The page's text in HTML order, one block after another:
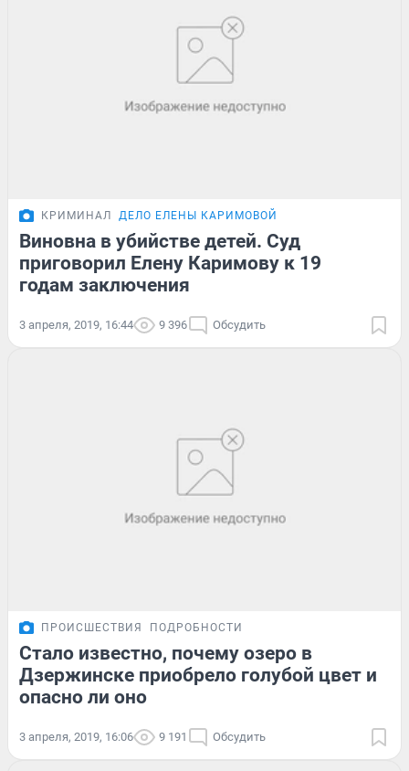
КРИМИНАЛ ДЕЛО ЕЛЕНЫ КАРИМОВОЙ
Виновна в убийстве детей. Суд
приговорил Елену Каримову к 19
годам заключения
3 апреля, 2019, 16:44 9 396 Обсудить
ПРОИСШЕСТВИЯ ПОДРОБНОСТИ
Стало известно, почему озеро в
Дзержинске приобрело голубой цвет и
опасно ли оно
3 апреля, 2019, 16:06 9 191 Обсудить